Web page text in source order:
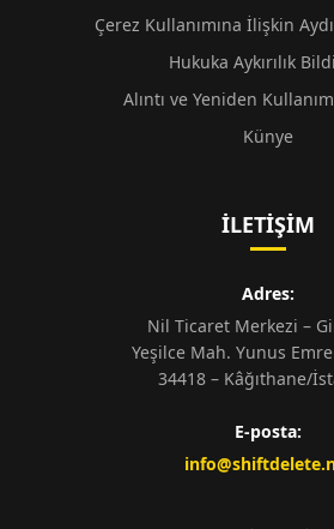
Çerez Kullanımına İlişkin
Hukuka Aykırılık
Alıntı ve Yeniden
Künye
İLETIŞIM
Adres:
Nil Ticaret Merkezi –
Yeşilce Mah. Yunus
34418 – Kâğıthane/
E-posta: